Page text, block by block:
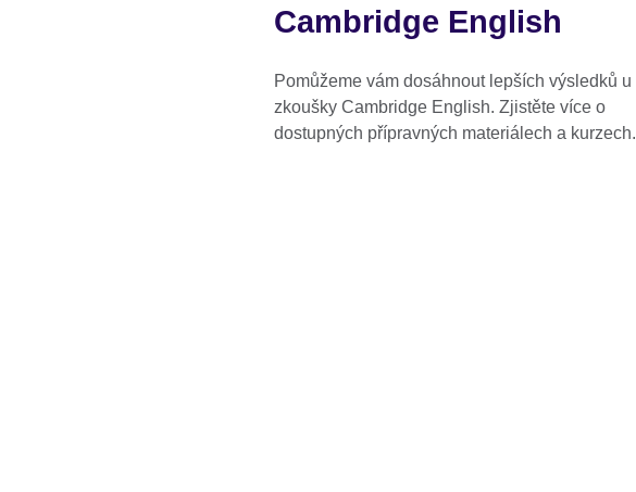
Cambridge English
Pomůžeme vám dosáhnout lepších výsledků u
zkoušky Cambridge English. Zjistěte více o
dostupných přípravných materiálech a kurzech.